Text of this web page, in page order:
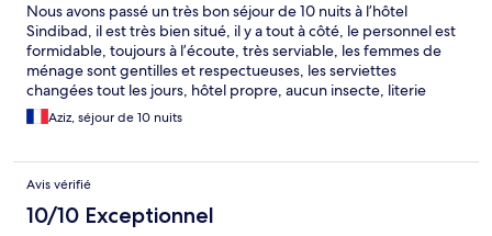
Nous avons passé un très bon séjour de 10 nuits à l’hôtel
Sindibad, il est très bien situé, il y a tout à côté, le personnel est
formidable, toujours à l’écoute, très serviable, les femmes de
ménage sont gentilles et respectueuses, les serviettes
changées tout les jours, hôtel propre, aucun insecte, literie
confortable et propre, oui des rénovations de douche serait
super, et la déco bien sure c’est le thème de l’hôtel, je n’ai pas
avons profité de la piscine très intime c’était super. Merci
beaucoup pour cet accueil.
Aziz, séjour de 10 nuits
Avis vérifié
10/10 Exceptionnel